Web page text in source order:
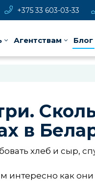
+375 33 603-03-33
Агентствам Блог
в
хлеб и сыр,
как